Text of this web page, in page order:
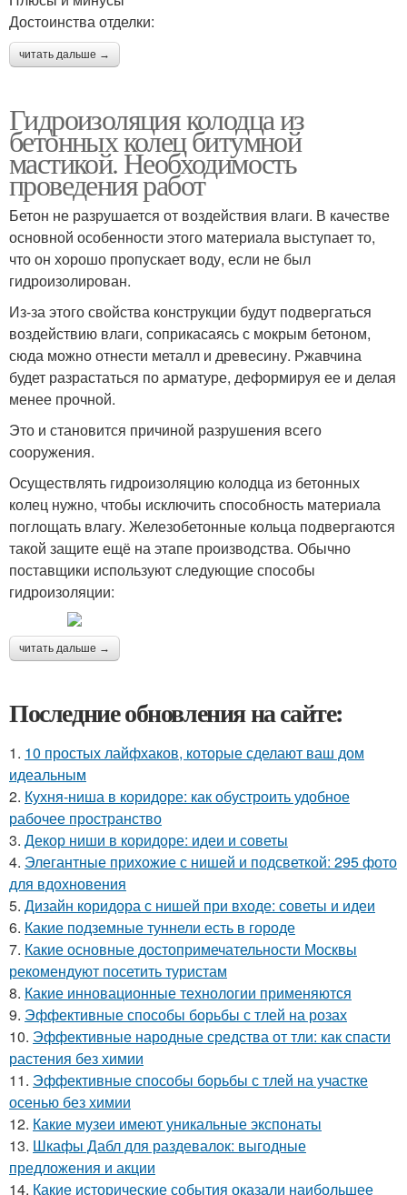
Достоинства отделки:
читать дальше →
Гидроизоляция колодца из
бетонных колец битумной
мастикой. Необходимость
проведения работ
Бетон не разрушается от воздействия влаги. В качестве
основной особенности этого материала выступает то,
что он хорошо пропускает воду, если не был
гидроизолирован.
Из-за этого свойства конструкции будут подвергаться
воздействию влаги, соприкасаясь с мокрым бетоном,
сюда можно отнести металл и древесину. Ржавчина
будет разрастаться по арматуре, деформируя ее и делая
менее прочной.
Это и становится причиной разрушения всего
сооружения.
Осуществлять гидроизоляцию колодца из бетонных
колец нужно, чтобы исключить способность материала
поглощать влагу. Железобетонные кольца подвергаются
такой защите ещё на этапе производства. Обычно
поставщики используют следующие способы
гидроизоляции:
читать дальше →
Последние обновления на сайте:
1. 10 простых лайфхаков, которые сделают ваш дом
идеальным
2. Кухня-ниша в коридоре: как обустроить удобное
рабочее пространство
3. Декор ниши в коридоре: идеи и советы
4. Элегантные прихожие с нишей и подсветкой: 295 фото
для вдохновения
5. Дизайн коридора с нишей при входе: советы и идеи
6. Какие подземные туннели есть в городе
7. Какие основные достопримечательности Москвы
рекомендуют посетить туристам
8. Какие инновационные технологии применяются
9. Эффективные способы борьбы с тлей на розах
10. Эффективные народные средства от тли: как спасти
растения без химии
11. Эффективные способы борьбы с тлей на участке
осенью без химии
12. Какие музеи имеют уникальные экспонаты
13. Шкафы Дабл для раздевалок: выгодные
предложения и акции
14. Какие исторические события оказали наибольшее